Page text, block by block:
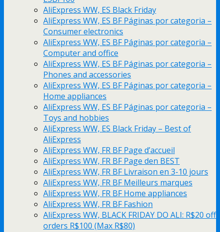
AliExpress WW, ES Black Friday
AliExpress WW, ES BF Páginas por categoria –
Consumer electronics
AliExpress WW, ES BF Páginas por categoria –
Computer and office
AliExpress WW, ES BF Páginas por categoria –
Phones and accessories
AliExpress WW, ES BF Páginas por categoria –
Home appliances
AliExpress WW, ES BF Páginas por categoria –
Toys and hobbies
AliExpress WW, ES Black Friday – Best of
AliExpress
AliExpress WW, FR BF Page d’accueil
AliExpress WW, FR BF Page den BEST
AliExpress WW, FR BF Livraison en 3-10 jours
AliExpress WW, FR BF Meilleurs marques
AliExpress WW, FR BF Home appliances
AliExpress WW, FR BF Fashion
AliExpress WW, BLACK FRIDAY DO ALI: R$20 off
orders R$100 (Max R$80)